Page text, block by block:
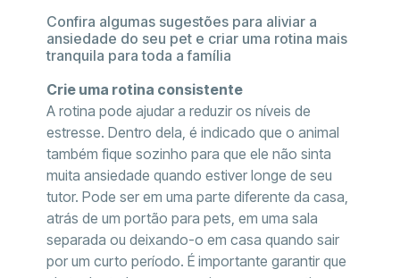
Confira algumas sugestões para aliviar a
ansiedade do seu pet e criar uma rotina mais
tranquila para toda a família
Crie uma rotina consistente
A rotina pode ajudar a reduzir os níveis de
estresse. Dentro dela, é indicado que o animal
também fique sozinho para que ele não sinta
muita ansiedade quando estiver longe de seu
tutor. Pode ser em uma parte diferente da casa,
atrás de um portão para pets, em uma sala
separada ou deixando-o em casa quando sair
por um curto período. É importante garantir que